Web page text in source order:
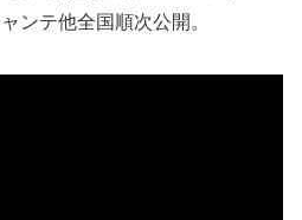
ンテ他全国順次公開。